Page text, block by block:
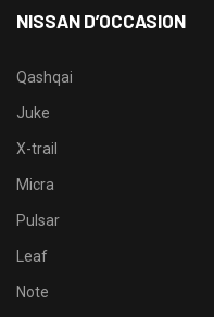
NISSAN D’OCCASION
Qashqai
Juke
X-trail
Micra
Pulsar
Leaf
Note